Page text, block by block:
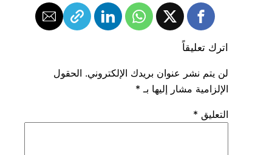
اترك تعليقاً
لن يتم نشر عنوان بريدك الإلكتروني. الحقول
الإلزامية مشار إليها بـ*
التعليق*